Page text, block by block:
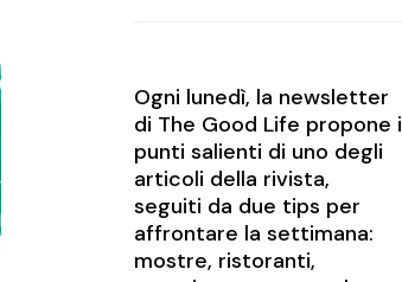
Ogni lunedì, la newsletter
di The Good Life propone i
punti salienti di uno degli
articoli della rivista,
seguiti da due tips per
affrontare la settimana:
mostre, ristoranti,